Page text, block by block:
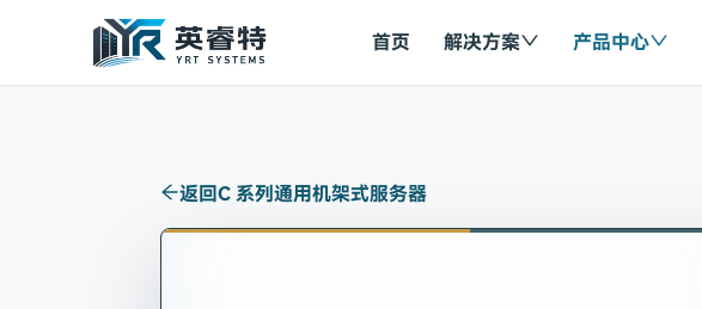
首页 解决方案 产品中心
返回C 系列通用机架式服务器